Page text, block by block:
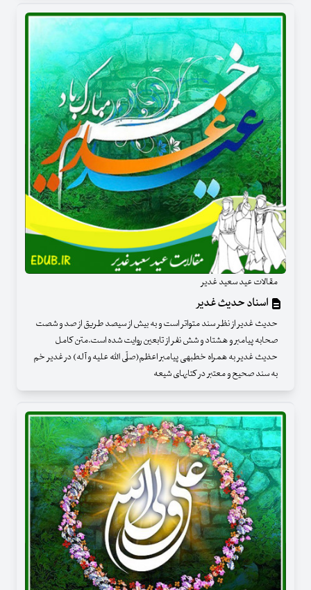
مقالات عید سعید غدیر
اسناد حدیث غدیر
حدیث غدیر از نظر سند متواتر است و به بیش از سیصد طریق از صد و شصت
صحابه پیامبر و هشتاد و شش نفر از تابعین روایت شده است.متن کامل
حدیث غدیر به همراه خطبه­ی پیامبر اعظم(صلّی­ الله علیه و آله) در غدیر خم
به سند صحیح و معتبر در کتاب­های شیعه